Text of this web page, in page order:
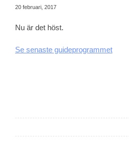
20 februari, 2017
Nu är det höst.
Se senaste guideprogrammet